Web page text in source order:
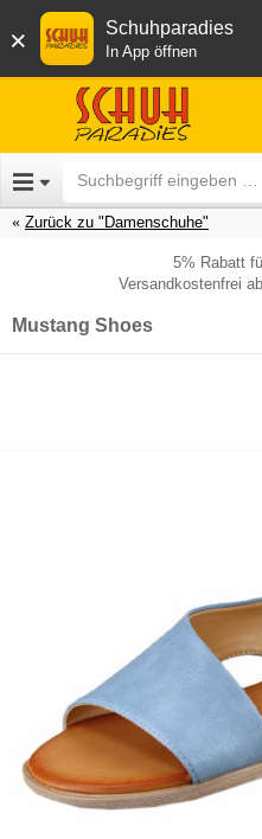
× Schuhparadies
In App öffnen
Zurück zu "Damenschuhe"
5% Rabatt
Versandkostenfrei
Mustang Shoes